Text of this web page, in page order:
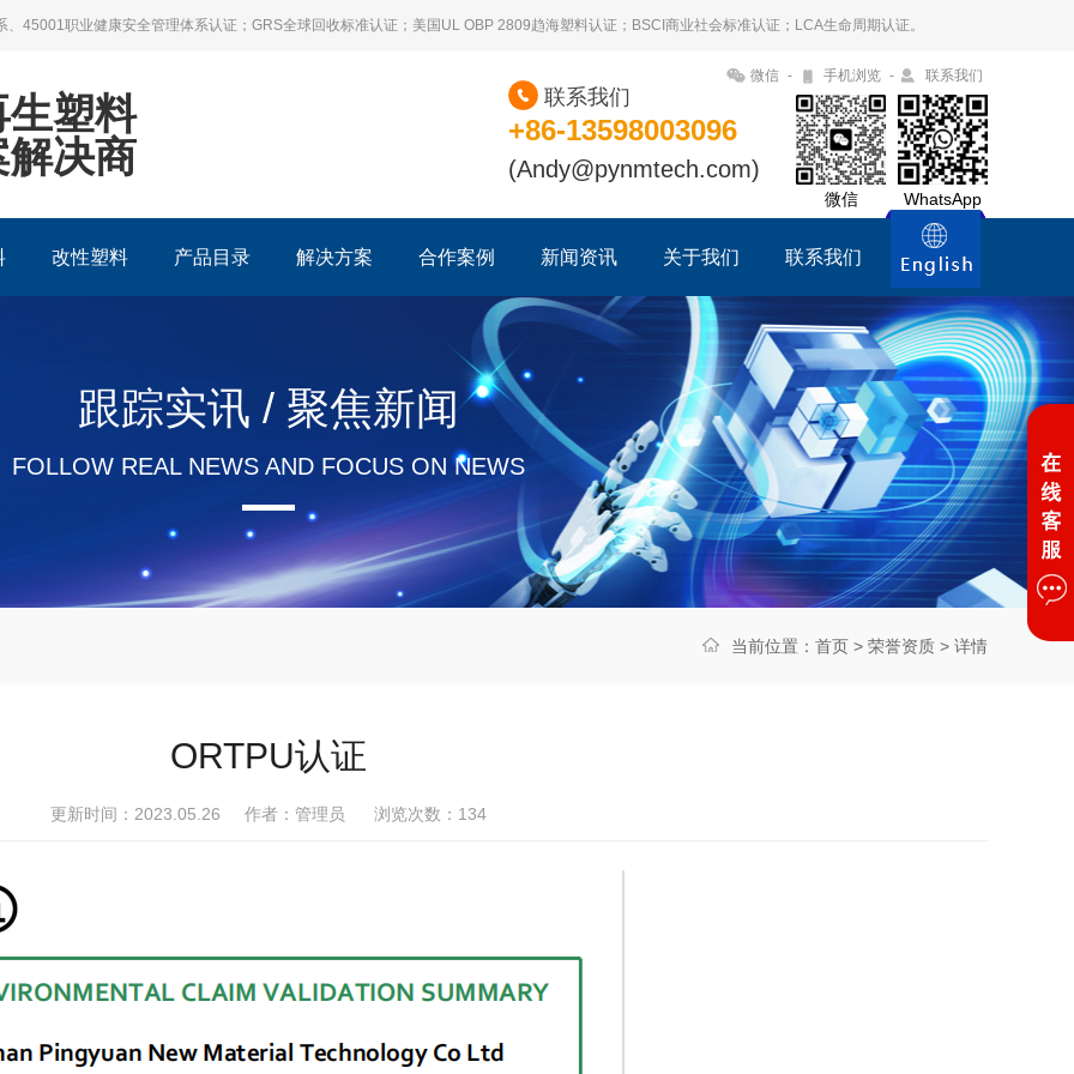
45001职业健康安全管理体系认证；GRS全球回收标准认证；美国UL OBP 2809趋海塑料认证；BSCI商业社会标准认证；LCA生命周期认证。
微信 - 手机浏览 - 联系我们
塑料
决商
+86-13598003096
(Andy@pynmtech.com)
联系我们
微信 WhatsApp
改性塑料 产品目录 解决方案 合作案例 新闻资讯 关于我们 联系我们
跟踪实讯 / 聚焦新闻
FOLLOW REAL NEWS AND FOCUS ON NEWS
当前位置： 首页 > 荣誉资质 > 详情
ORTPU认证
更新时间：2023.05.26 作者：管理员 浏览次数： 134